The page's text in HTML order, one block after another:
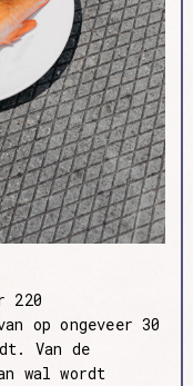
220
op ongeveer 30
Van de
wal wordt